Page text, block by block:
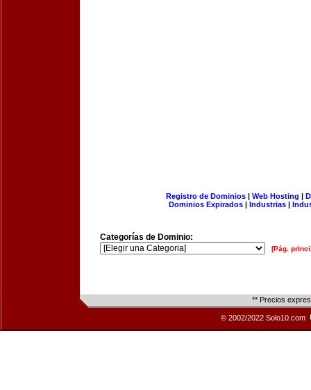
Registro de Dominios| Web Hosting |
Dominios Expirados | Industrias |
Categorías de Dominio:
[Pág.
** Precios
© 2002/2022 Solo10.com